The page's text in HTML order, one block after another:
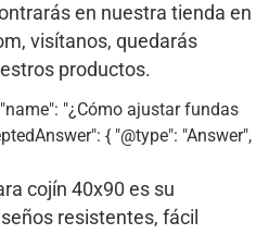
en nuestra tienda en
visítanos, quedarás
productos.
"¿Cómo ajustar fundas
{ "@type": "Answer",
cojín 40x90 es su
resistentes, fácil